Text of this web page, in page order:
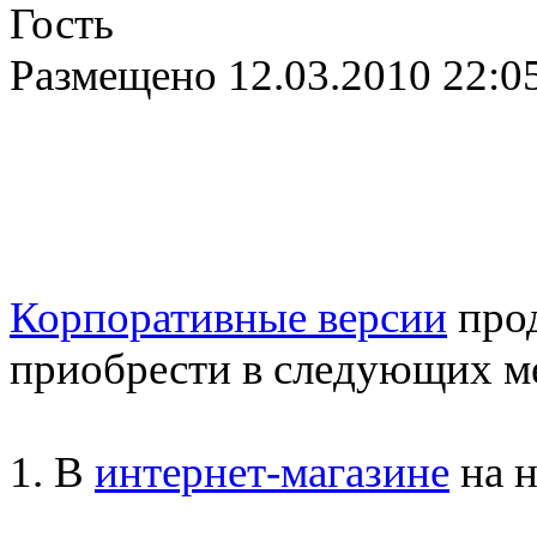
Гость
Размещено 12.03.2010
Корпоративные версии
приобрести в следующих
1. В интернет-магазине на